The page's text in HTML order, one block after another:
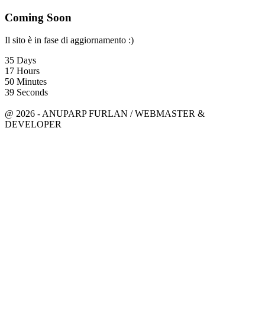
Coming Soon
Il sito è in fase di aggiornamento :)
35 Days
17 Hours
50 Minutes
39 Seconds
@ 2026 - ANUPARP FURLAN / WEBMASTER &
DEVELOPER